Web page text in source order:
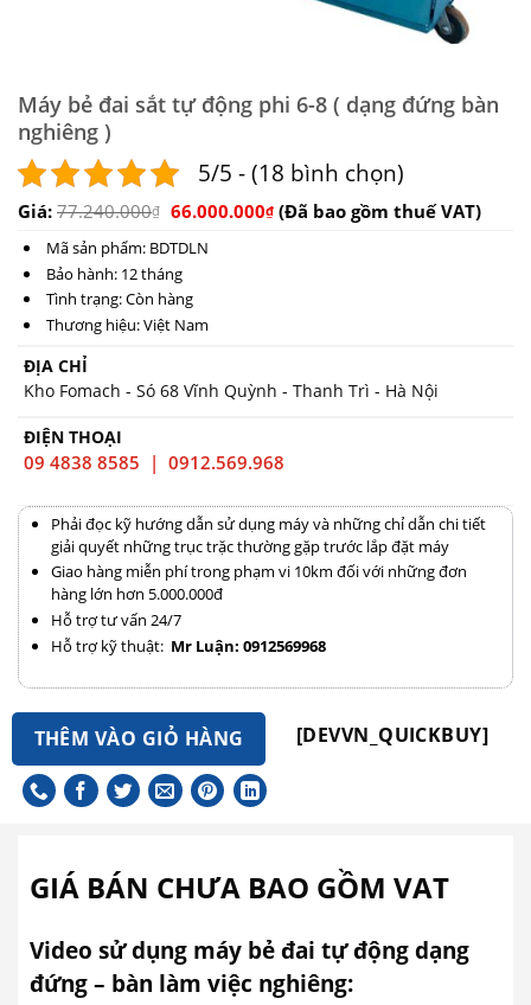
Máy bẻ đai sắt tự động phi 6-8 ( dạng đứng bàn
nghiêng )
5/5 - (18 bình chọn)
Giá: 77.240.000₫ 66.000.000₫(Đã bao gồm thuế VAT)
Mã sản phẩm: BDTDLN
Bảo hành: 12 tháng
Tình trạng: Còn hàng
Thương hiệu: Việt Nam
ĐỊA CHỈ
Kho Fomach - Só 68 Vĩnh Quỳnh - Thanh Trì - Hà Nội
ĐIỆN THOẠI
09 4838 8585 | 0912.569.968
Phải đọc kỹ hướng dẫn sử dụng máy và những chỉ dẫn chi tiết
giải quyết những trục trặc thường gặp trước lắp đặt máy
Giao hàng miễn phí trong phạm vi 10km đối với những đơn
hàng lớn hơn 5.000.000đ
Hỗ trợ tư vấn 24/7
Hỗ trợ kỹ thuật: Mr Luận: 0912569968
THÊM VÀO GIỎ HÀNG [DEVVN_QUICKBUY]
GIÁ BÁN CHƯA BAO GỒM VAT
Video sử dụng máy bẻ đai tự động dạng
đứng – bàn làm việc nghiêng: